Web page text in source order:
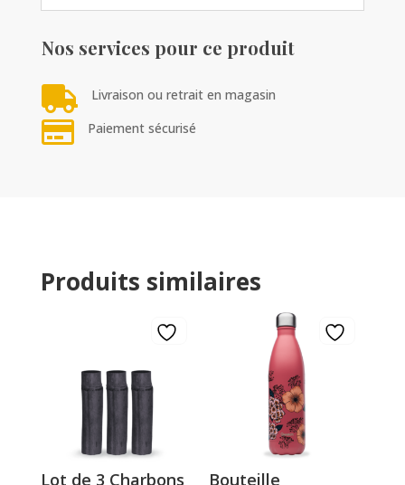
Nos services pour ce produit
 Livraison ou retrait en magasin
 Paiement sécurisé
Produits similaires
Lot de 3 Charbons Bouteille